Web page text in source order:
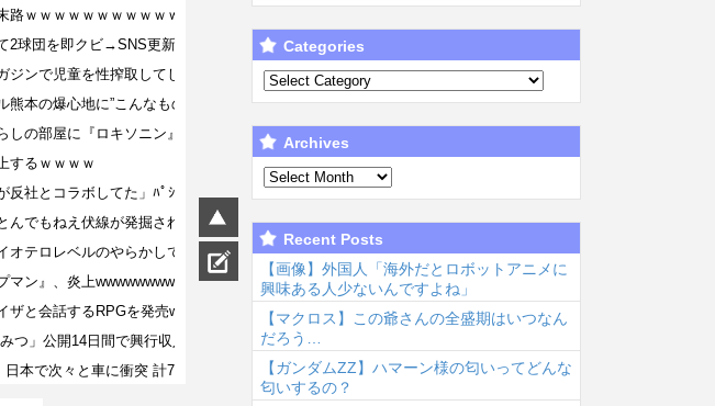
Categories
Archives
Recent Posts
【画像】外国人「海外だとロボットアニメに
興味ある人少ないんですよね」
【マクロス】この爺さんの全盛期はいつなん
だろう…
【ガンダムΖΖ】ハマーン様の匂いってどんな
匂いするの？